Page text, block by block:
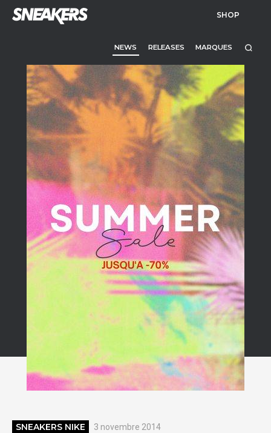
SHOP
NEWS RELEASES MARQUES
SNEAKERS NIKE 3 novembre 2014